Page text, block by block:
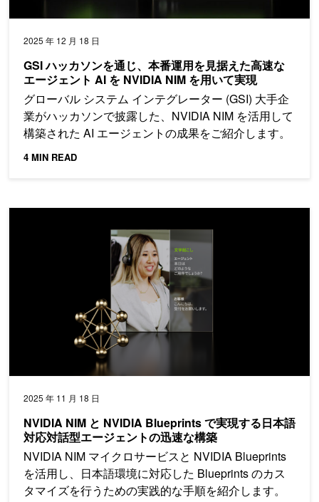
2025 年 12 月 18 日
GSI ハッカソンを通じ、本番運用を見据えた高速な
エージェント AI を NVIDIA NIM を用いて実現
グローバル システム インテグレーター (GSI) 大手企
業がハッカソンで披露した、NVIDIA NIM を活用して
構築された AI エージェントの成果をご紹介します。
4 MIN READ
2025 年 11 月 18 日
NVIDIA NIM と NVIDIA Blueprints で実現する日本語
対応対話型エージェントの迅速な構築
NVIDIA NIM マイクロサービスと NVIDIA Blueprints
を活用し、日本語環境に対応した Blueprints のカス
タマイズを行うための実践的な手順を紹介します。
NVIDIA NIM と NVIDIA Blueprints で実現する日本語対応対話型